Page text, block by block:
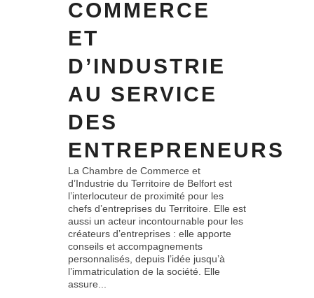
COMMERCE
ET
D’INDUSTRIE
AU SERVICE
DES
ENTREPRENEURS
La Chambre de Commerce et
d’Industrie du Territoire de Belfort est
l’interlocuteur de proximité pour les
chefs d’entreprises du Territoire. Elle est
aussi un acteur incontournable pour les
créateurs d’entreprises : elle apporte
conseils et accompagnements
personnalisés, depuis l’idée jusqu’à
l’immatriculation de la société. Elle
assure...